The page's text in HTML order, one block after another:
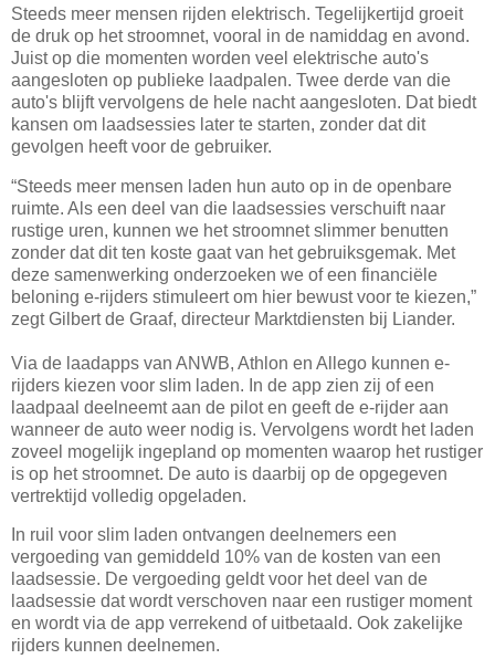
Steeds meer mensen rijden elektrisch. Tegelijkertijd groeit
de druk op het stroomnet, vooral in de namiddag en avond.
Juist op die momenten worden veel elektrische auto's
aangesloten op publieke laadpalen. Twee derde van die
auto's blijft vervolgens de hele nacht aangesloten. Dat biedt
kansen om laadsessies later te starten, zonder dat dit
gevolgen heeft voor de gebruiker.
“Steeds meer mensen laden hun auto op in de openbare
ruimte. Als een deel van die laadsessies verschuift naar
rustige uren, kunnen we het stroomnet slimmer benutten
zonder dat dit ten koste gaat van het gebruiksgemak. Met
deze samenwerking onderzoeken we of een financiële
beloning e-rijders stimuleert om hier bewust voor te kiezen,”
zegt Gilbert de Graaf, directeur Marktdiensten bij Liander.
Via de laadapps van ANWB, Athlon en Allego kunnen e-
rijders kiezen voor slim laden. In de app zien zij of een
laadpaal deelneemt aan de pilot en geeft de e-rijder aan
wanneer de auto weer nodig is. Vervolgens wordt het laden
zoveel mogelijk ingepland op momenten waarop het rustiger
is op het stroomnet. De auto is daarbij op de opgegeven
vertrektijd volledig opgeladen.
In ruil voor slim laden ontvangen deelnemers een
vergoeding van gemiddeld 10% van de kosten van een
laadsessie. De vergoeding geldt voor het deel van de
laadsessie dat wordt verschoven naar een rustiger moment
en wordt via de app verrekend of uitbetaald. Ook zakelijke
rijders kunnen deelnemen.